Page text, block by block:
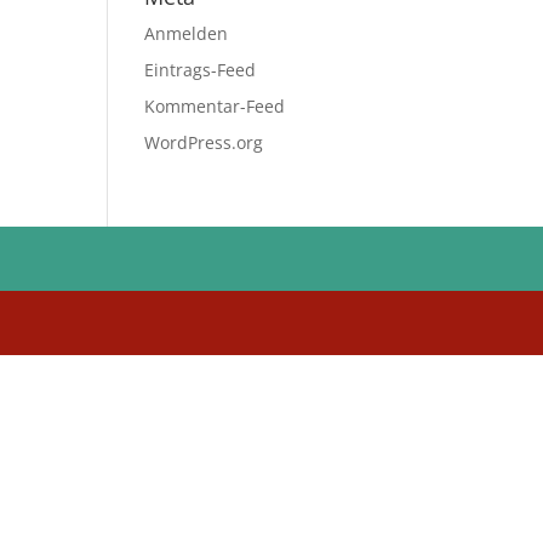
Anmelden
Eintrags-Feed
Kommentar-Feed
WordPress.org